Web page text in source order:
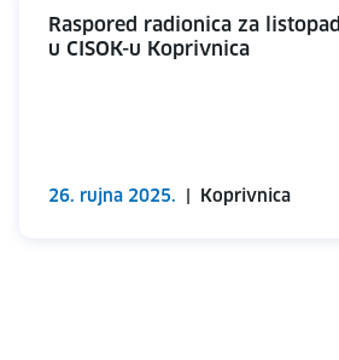
Raspored radionica za listopad
u CISOK-u Koprivnica
26. rujna 2025. Koprivnica